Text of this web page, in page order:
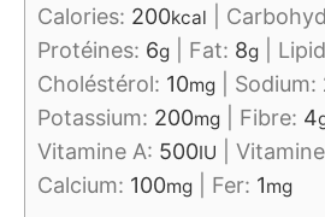
Calories: 200kcal
Protéines: 6g Fat: 8g
Choléstérol: 10mg Sodium:
Potassium: 200mg Fibre: 4
Vitamine A: 500IU
Calcium: 100mg Fer: 1mg